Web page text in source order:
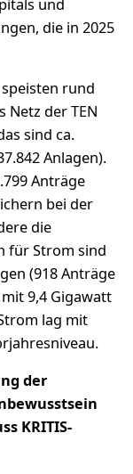
und
die in 2025
rund
Netz der TEN
sind ca.
Anlagen).
Anträge
bei der
die
für Strom sind
(918 Anträge
9,4 Gigawatt
lag mit
der
KRITIS-